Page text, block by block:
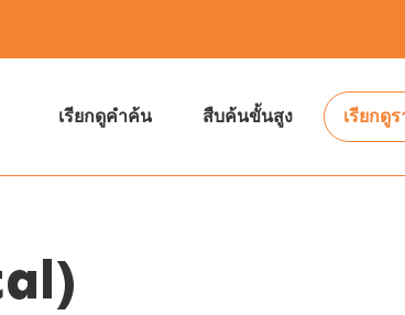
เรียกดูคำค้น สืบค้นขั้นสูง เรียกดู